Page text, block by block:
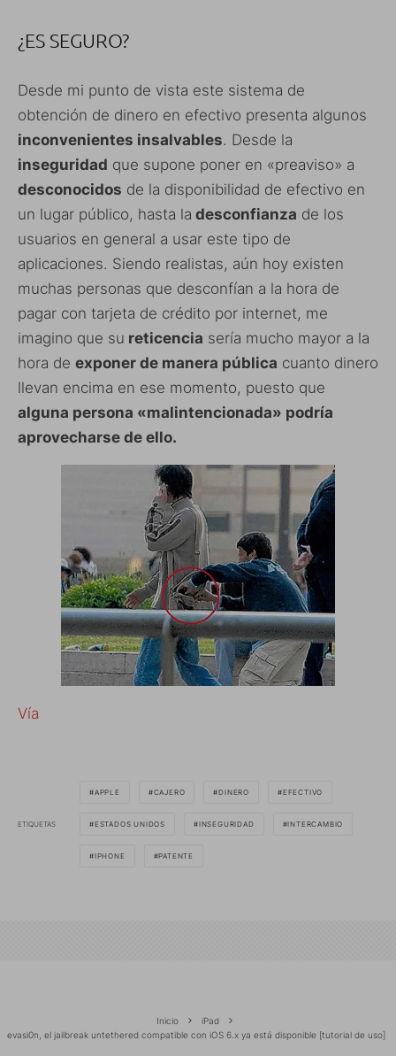
¿ES SEGURO?
Desde mi punto de vista este sistema de
obtención de dinero en efectivo presenta algunos
inconvenientes insalvables. Desde la
inseguridad que supone poner en «preaviso» a
desconocidos de la disponibilidad de efectivo en
un lugar público, hasta la desconfianza de los
usuarios en general a usar este tipo de
aplicaciones. Siendo realistas, aún hoy existen
muchas personas que desconfían a la hora de
pagar con tarjeta de crédito por internet, me
imagino que su reticencia sería mucho mayor a la
hora de exponer de manera pública cuanto dinero
llevan encima en ese momento, puesto que
alguna persona «malintencionada» podría
aprovecharse de ello.
Vía
ETIQUETAS
APPLE CAJERO DINERO EFECTIVO
ESTADOS UNIDOS INSEGURIDAD INTERCAMBIO
IPHONE PATENTE
Inicio
iPad
evasi0n, el jailbreak untethered compatible con iOS 6.x ya está disponible [tutorial de uso]